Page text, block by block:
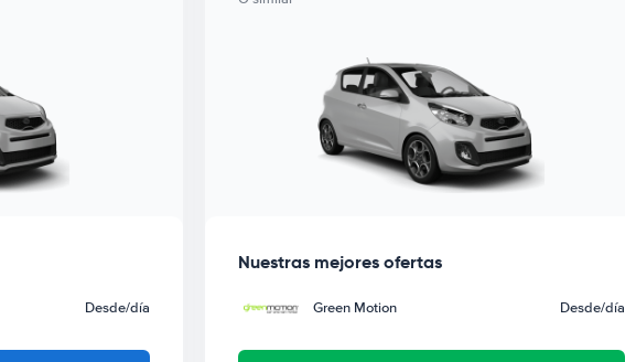
Desde/día
Nuestras mejores ofertas
Green Motion Desde/día